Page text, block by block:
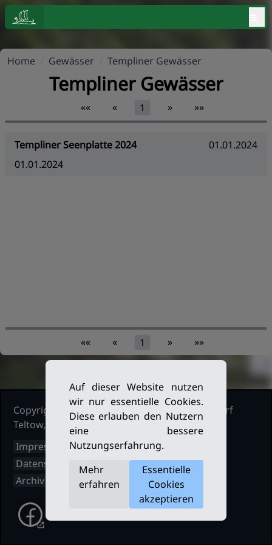
Home Gewässer Templiner Gewässer
Templiner Gewässer
«« « 1 » »»
Templiner Seenplatte 2024
01.01.2024
01.01.2024
«« « 1 » »»
Copyright Ruderclub Kleinmachnow Stahnsdorf
Teltow, 2026. Alle Rechte vorbehalten.
Impressum
Datenschutz
Archiv
Auf dieser Website nutzen
wir nur essentielle Cookies.
Diese erlauben den Nutzern
eine bessere
Nutzungserfahrung.
Mehr
erfahren
Essentielle
Cookies
akzeptieren